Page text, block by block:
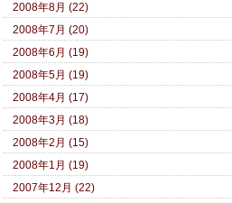
2008年8月 (22)
2008年7月 (20)
2008年6月 (19)
2008年5月 (19)
2008年4月 (17)
2008年3月 (18)
2008年2月 (15)
2008年1月 (19)
2007年12月 (22)